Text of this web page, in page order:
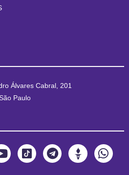
Álvares Cabral, 201
Paulo